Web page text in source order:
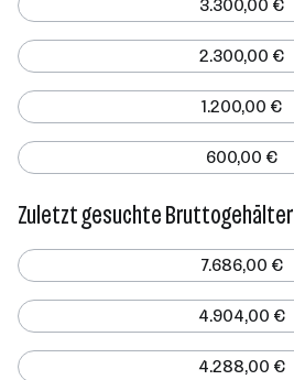
3.300,00 €
2.300,00 €
1.200,00 €
600,00 €
Zuletzt gesuchte Bruttogehälter
7.686,00 €
4.904,00 €
4.288,00 €